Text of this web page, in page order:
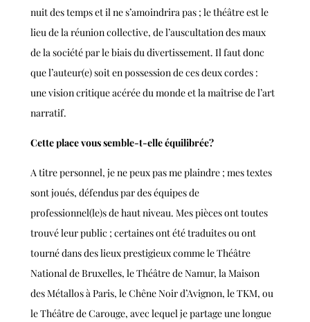
nuit des temps et il ne s’amoindrira pas ; le théâtre est le
lieu de la réunion collective, de l’auscultation des maux
de la société par le biais du divertissement. Il faut donc
que l’auteur(e) soit en possession de ces deux cordes :
une vision critique acérée du monde et la maîtrise de l’art
narratif.
Cette place vous semble-t-elle équilibrée?
A titre personnel, je ne peux pas me plaindre ; mes textes
sont joués, défendus par des équipes de
professionnel(le)s de haut niveau. Mes pièces ont toutes
trouvé leur public ; certaines ont été traduites ou ont
tourné dans des lieux prestigieux comme le Théâtre
National de Bruxelles, le Théâtre de Namur, la Maison
des Métallos à Paris, le Chêne Noir d’Avignon, le TKM, ou
le Théâtre de Carouge, avec lequel je partage une longue